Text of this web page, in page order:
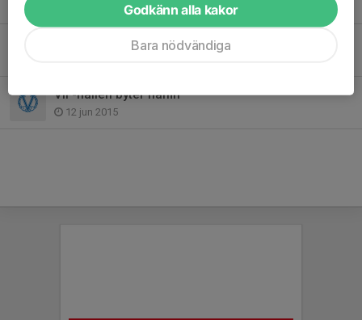
Sommarfotbollsskolan en succé!
VIF-hallen byter namn
12 jun 2015
Godkänn alla kakor
Bara nödvändiga